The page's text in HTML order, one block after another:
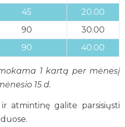
45
20.00
90
30.00
90 40.00
1 kartą per mėnesį
15 d.
ir atmintinę galite parsisiųsti